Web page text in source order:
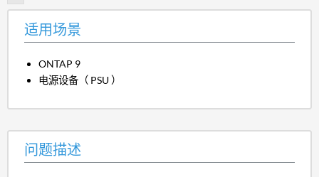
适用场景
ONTAP 9
电源设备（ PSU ）
问题描述